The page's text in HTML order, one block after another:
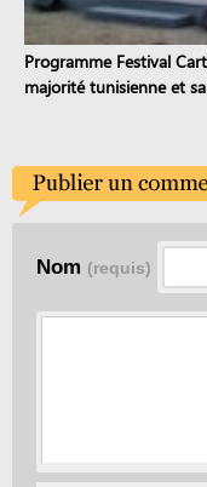
Programme Festival
majorité tunisienne et
Nom (requis)